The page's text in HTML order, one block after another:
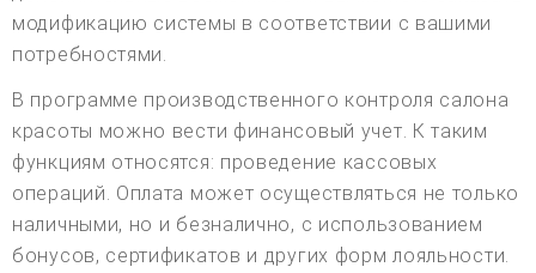
модификацию системы в соответствии с вашими
потребностями.
В программе производственного контроля салона
красоты можно вести финансовый учет. К таким
функциям относятся: проведение кассовых
операций. Оплата может осуществляться не только
наличными, но и безналично, с использованием
бонусов, сертификатов и других форм лояльности.